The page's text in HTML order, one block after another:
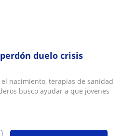
duelo crisis
nacimiento, terapias de sanidad
busco ayudar a que jovenes